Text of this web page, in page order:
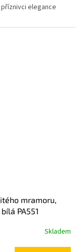
elegance
mramoru,
PA551
Skladem